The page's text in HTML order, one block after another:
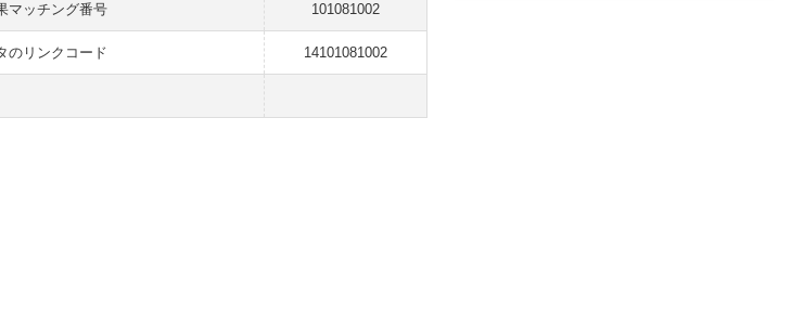
マッチング番号 101081002
のリンクコード 14101081002